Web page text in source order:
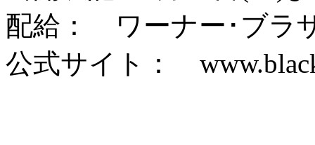
配給： ワーナー･ブラ
公式サイト：